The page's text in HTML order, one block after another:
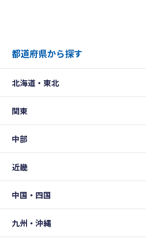
都道府県から探す
北海道・東北
関東
中部
近畿
中国・四国
九州・沖縄